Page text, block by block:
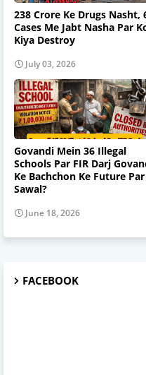
238 Crore Ke Drugs Nasht,
Cases Me Jabt Nasha Par
Kiya Destroy
July 03, 2026
Govandi Mein 36 Illegal
Schools Par FIR Darj
Ke Bachchon Ke Future Par
Sawal?
June 18, 2026
FACEBOOK